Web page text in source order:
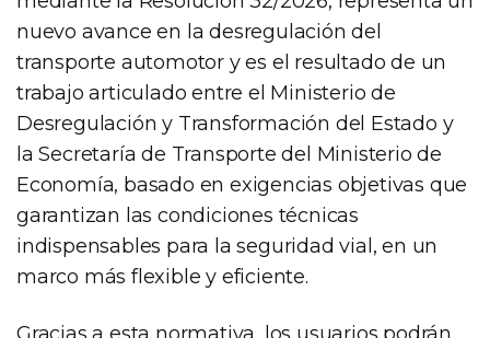
nuevo avance en la desregulación del
transporte automotor y es el resultado de un
trabajo articulado entre el Ministerio de
Desregulación y Transformación del Estado y
la Secretaría de Transporte del Ministerio de
Economía, basado en exigencias objetivas que
garantizan las condiciones técnicas
indispensables para la seguridad vial, en un
marco más flexible y eficiente.